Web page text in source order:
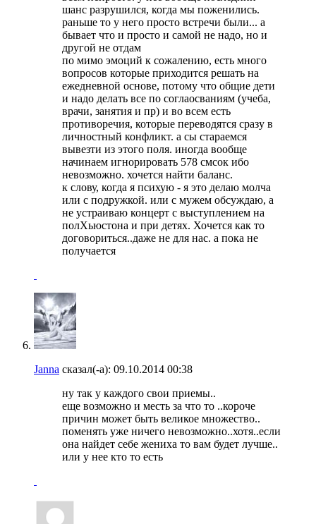
шанс разрушился, когда мы поженились.
раньше то у него просто встречи были... а
бывает что и просто и самой не надо, но и
другой не отдам
по мимо эмоций к сожалению, есть много
вопросов которые приходится решать на
ежедневной основе, потому что общие дети
и надо делать все по соглаосваниям (учеба,
врачи, занятия и пр) и во всем есть
противоречия, которые переводятся сразу в
личностный конфликт. а сы стараемся
вывезти из этого поля. иногда вообще
начинаем игнорировать 578 смсок ибо
невозможно. хочется найти баланс.
к слову, когда я психую - я это делаю молча
или с подружкой. или с мужем обсуждаю, а
не устраиваю концерт с выступлением на
полХьюстона и при детях. Хочется как то
договориться..даже не для нас. а пока не
получается
Janna сказал(-а): 09.10.2014 00:38
ну так у каждого свои приемы..
еще возможно и месть за что то ..короче
причин может быть великое множество..
поменять уже ничего невозможно..хотя..если
она найдет себе жениха то вам будет лучше..
или у нее кто то есть